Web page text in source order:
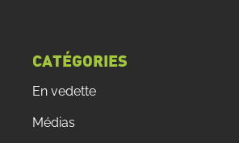
CATÉGORIES
En vedette
Médias